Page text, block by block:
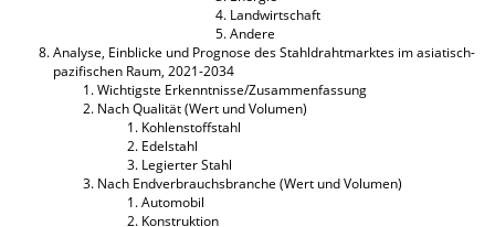
Landwirtschaft
Andere
Analyse, Einblicke und Prognose des Stahldrahtmarktes im asiatisch-
pazifischen Raum, 2021-2034
Wichtigste Erkenntnisse/Zusammenfassung
Nach Qualität (Wert und Volumen)
Kohlenstoffstahl
Edelstahl
Legierter Stahl
Nach Endverbrauchsbranche (Wert und Volumen)
Automobil
Konstruktion